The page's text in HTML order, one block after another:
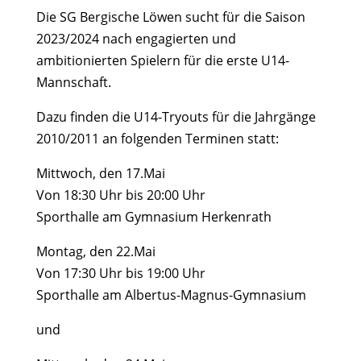
Die SG Bergische Löwen sucht für die Saison
2023/2024 nach engagierten und
ambitionierten Spielern für die erste U14-
Mannschaft.
Dazu finden die U14-Tryouts für die Jahrgänge
2010/2011 an folgenden Terminen statt:
Mittwoch, den 17.Mai
Von 18:30 Uhr bis 20:00 Uhr
Sporthalle am Gymnasium Herkenrath
Montag, den 22.Mai
Von 17:30 Uhr bis 19:00 Uhr
Sporthalle am Albertus-Magnus-Gymnasium
und